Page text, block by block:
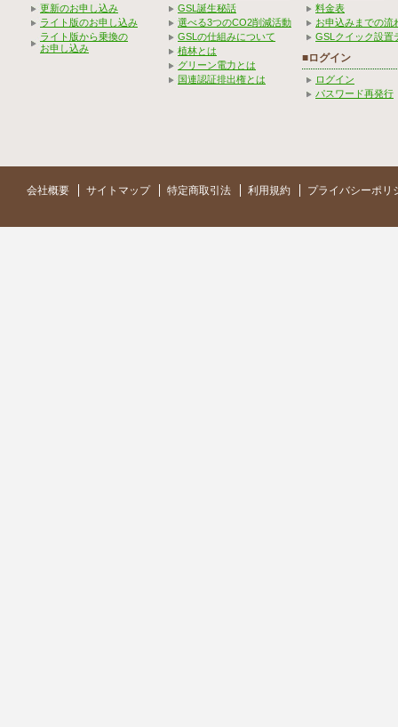
更新のお申し込み
ライト版のお申し込み
ライト版から乗換の
お申し込み
GSL誕生秘話
選べる3つのCO2削減活動
GSLの仕組みについて
植林とは
グリーン電力とは
国連認証排出権とは
料金表
お申込みまでの流
GSLクイック設置
■ログイン
ログイン
パスワード再発行
会社概要 サイトマップ 特定商取引法 利用規約 プライバシーポリ